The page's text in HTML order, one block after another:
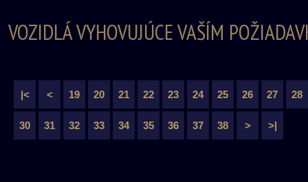
VOZIDLÁ VYHOVUJÚCE VAŠÍM
|< < 19 20 21 22 23 24 25 26 27 28
30 31 32 33 34 35 36 37 38 > >|